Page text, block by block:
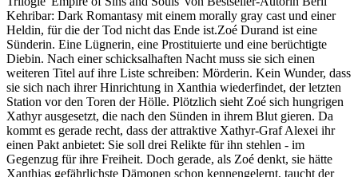
Kehribar: Dark Romantasy mit einem morally gray cast und einer
Heldin, für die der Tod nicht das Ende ist.Zoé Durand ist eine
Sünderin. Eine Lügnerin, eine Prostituierte und eine berüchtigte
Diebin. Nach einer schicksalhaften Nacht muss sie sich einen
weiteren Titel auf ihre Liste schreiben: Mörderin. Kein Wunder, dass
sie sich nach ihrer Hinrichtung in Xanthia wiederfindet, der letzten
Station vor den Toren der Hölle. Plötzlich sieht Zoé sich hungrigen
Xathyr ausgesetzt, die nach den Sünden in ihrem Blut gieren. Da
kommt es gerade recht, dass der attraktive Xathyr-Graf Alexei ihr
einen Pakt anbietet: Sie soll drei Relikte für ihn stehlen - im
Gegenzug für ihre Freiheit. Doch gerade, als Zoé denkt, sie hätte
Xanthias gefährlichste Dämonen schon kennengelernt, taucht der